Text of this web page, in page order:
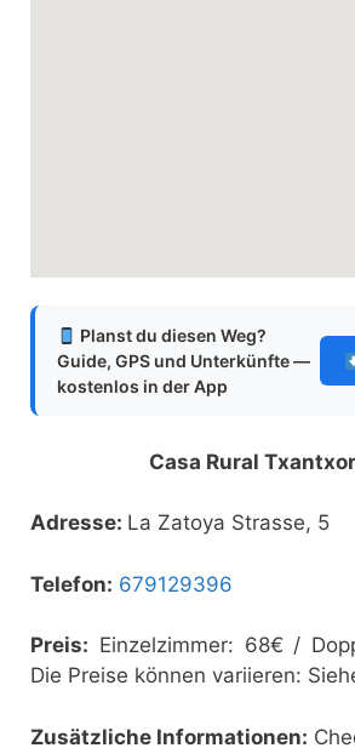
Planst du diesen Weg?
Guide, GPS und Unterkünfte —
kostenlos in der App
Casa Rural
Adresse: La Zatoya Strasse, 5
Telefon: 679129396
Preis: Einzelzimmer: 68€ /
Die Preise können variieren:
Zusätzliche Informationen: